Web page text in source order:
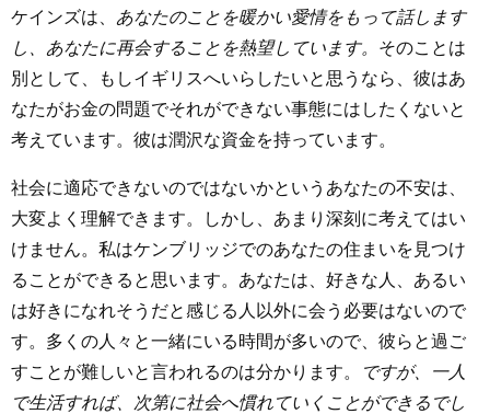
ケインズは、 あなたのことを暖かい愛情をもって話します
し、あなたに再会することを熱望しています。 そのことは
別として、もしイギリスへいらしたいと思うなら、彼はあ
なたがお金の問題でそれができない事態にはしたくないと
考えています。彼は潤沢な資金を持っています。
社会に適応できないのではないかというあなたの不安は、
大変よく理解できます。しかし、あまり深刻に考えてはい
けません。私はケンブリッジでのあなたの住まいを見つけ
ることができると思います。あなたは、好きな人、あるい
は好きになれそうだと感じる人以外に会う必要はないので
す。多くの人々と一緒にいる時間が多いので、彼らと過ご
すことが難しいと言われるのは分かります。
ですが、一人
で生活すれば、次第に社会へ慣れていくことができるでし